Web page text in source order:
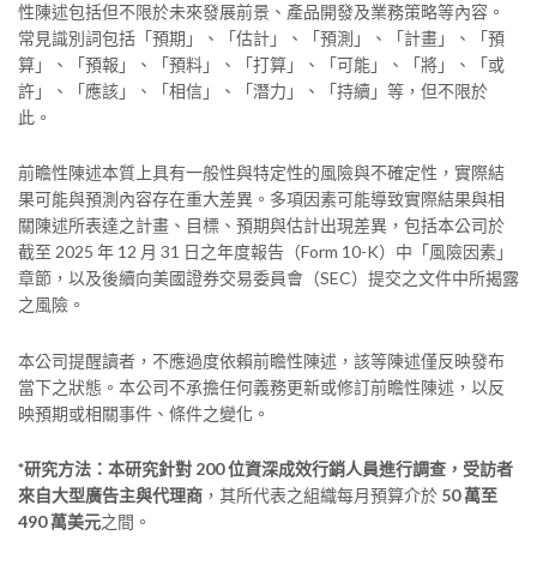
性陳述包括但不限於未來發展前景、產品開發及業務策略等內容。
常見識別詞包括「預期」、「估計」、「預測」、「計畫」、「預
算」、「預報」、「預料」、「打算」、「可能」、「將」、「或
許」、「應該」、「相信」、「潛力」、「持續」等，但不限於
此。
前瞻性陳述本質上具有一般性與特定性的風險與不確定性，實際結
果可能與預測內容存在重大差異。多項因素可能導致實際結果與相
關陳述所表達之計畫、目標、預期與估計出現差異，包括本公司於
截至 2025 年 12 月 31 日之年度報告（Form 10-K）中「風險因素」
章節，以及後續向美國證券交易委員會（SEC）提交之文件中所揭露
之風險。
本公司提醒讀者，不應過度依賴前瞻性陳述，該等陳述僅反映發布
當下之狀態。本公司不承擔任何義務更新或修訂前瞻性陳述，以反
映預期或相關事件、條件之變化。
*研究方法：本研究針對 200 位資深成效行銷人員進行調查，受訪者
來自大型廣告主與代理商 ，其所代表之組織每月預算介於 50 萬至
490 萬美元之間。